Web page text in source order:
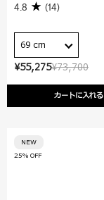
¥73,700
¥55,275
カートに入れる
4.8 (14)
69 cm
25% OFF
NEW